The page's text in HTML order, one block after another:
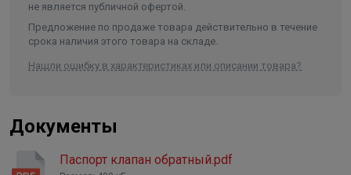
не является публичной офертой.
Предложение по продаже товара действительно в течение
срока наличия этого товара на складе.
Нашли ошибку в характеристиках или описании товара?
Документы
Паспорт клапан обратный.pdf